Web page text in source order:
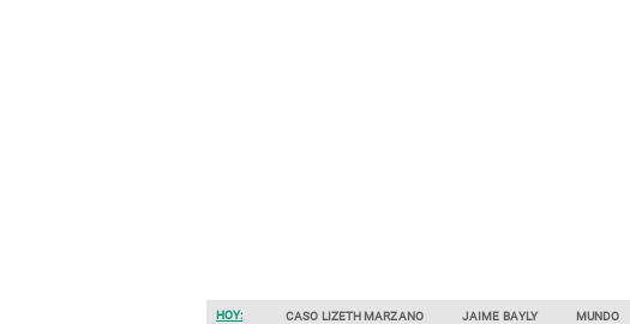
HOY: CASO LIZETH MARZANO JAIME BAYLY MUNDO